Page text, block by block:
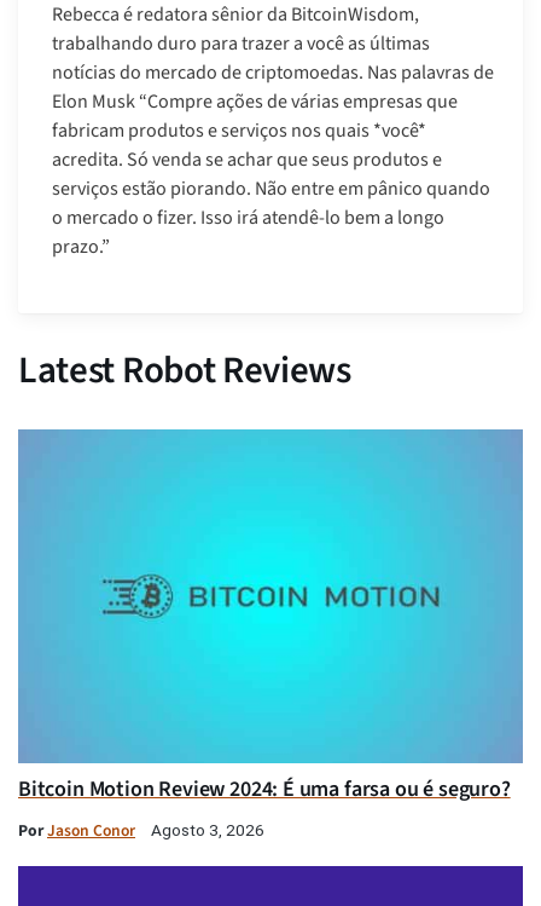
Rebecca é redatora sênior da BitcoinWisdom,
trabalhando duro para trazer a você as últimas
notícias do mercado de criptomoedas. Nas palavras de
Elon Musk “Compre ações de várias empresas que
fabricam produtos e serviços nos quais *você*
acredita. Só venda se achar que seus produtos e
serviços estão piorando. Não entre em pânico quando
o mercado o fizer. Isso irá atendê-lo bem a longo
prazo.”
Latest Robot Reviews
Bitcoin Motion Review 2024: É uma farsa ou é seguro?
PorJason Conor Agosto 3, 2026